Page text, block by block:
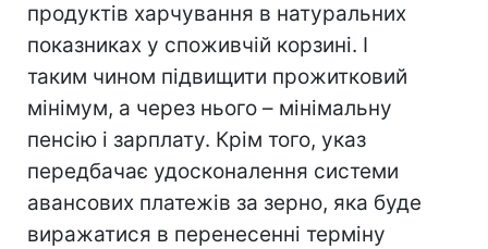
продуктів харчування в натуральних
показниках у споживчій корзині. І
таким чином підвищити прожитковий
мінімум, а через нього – мінімальну
пенсію і зарплату. Крім того, указ
передбачає удосконалення системи
авансових платежів за зерно, яка буде
виражатися в перенесенні терміну